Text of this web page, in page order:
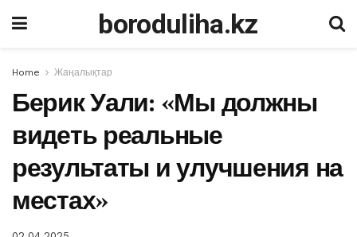
boroduliha.kz
Home Жаңалықтар
Берик Уали: «Мы должны
видеть реальные
результаты и улучшения на
местах»